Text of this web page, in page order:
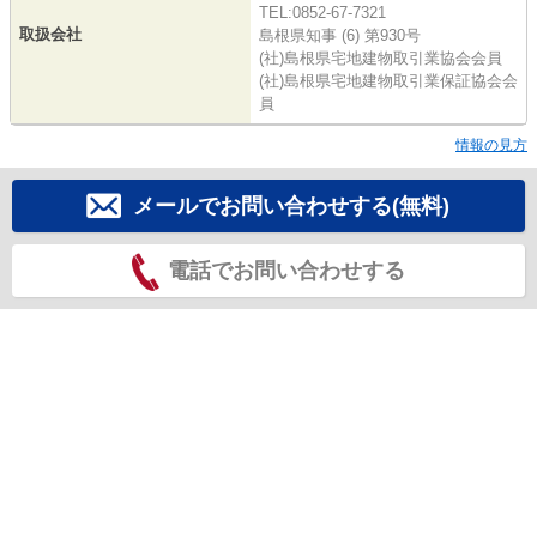
取扱会社
TEL:0852-67-7321
島根県知事 (6) 第930号
(社)島根県宅地建物取引業協会会員
(社)島根県宅地建物取引業保証協会会
員
情報の見方
メールでお問い合わせする(無料)
電話でお問い合わせする